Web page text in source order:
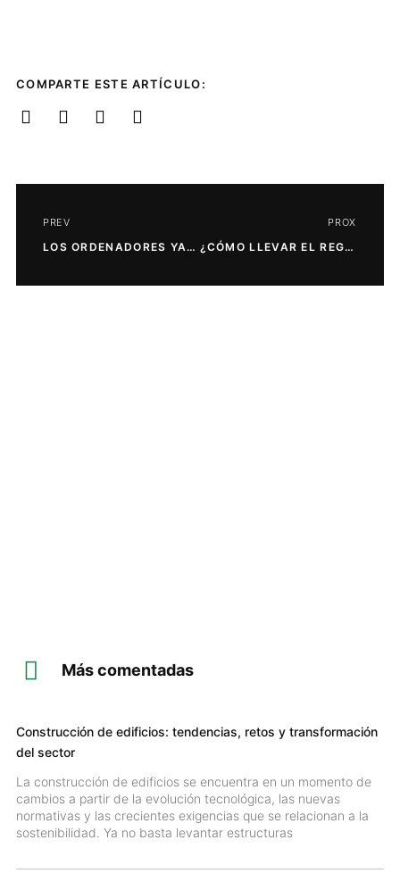
COMPARTE ESTE ARTÍCULO:
PREV
LOS ORDENADORES YA SON EL PRIMER INSTRUMENTO ELEGIDO PARA VER SERIES Y PELÍCULAS POR INTERNET
PROX
¿CÓMO LLEVAR EL REGISTRO DE LA JORNADA LABORAL DE TU EMPRESA?
Más comentadas
Construcción de edificios: tendencias, retos y transformación
del sector
La construcción de edificios se encuentra en un momento de
cambios a partir de la evolución tecnológica, las nuevas
normativas y las crecientes exigencias que se relacionan a la
sostenibilidad. Ya no basta levantar estructuras